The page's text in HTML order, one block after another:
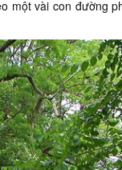
một vài con đường